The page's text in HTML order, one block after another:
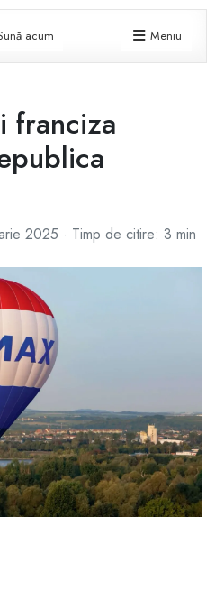
acum Meniu
franciza
2025 · Timp de citire: 3 min